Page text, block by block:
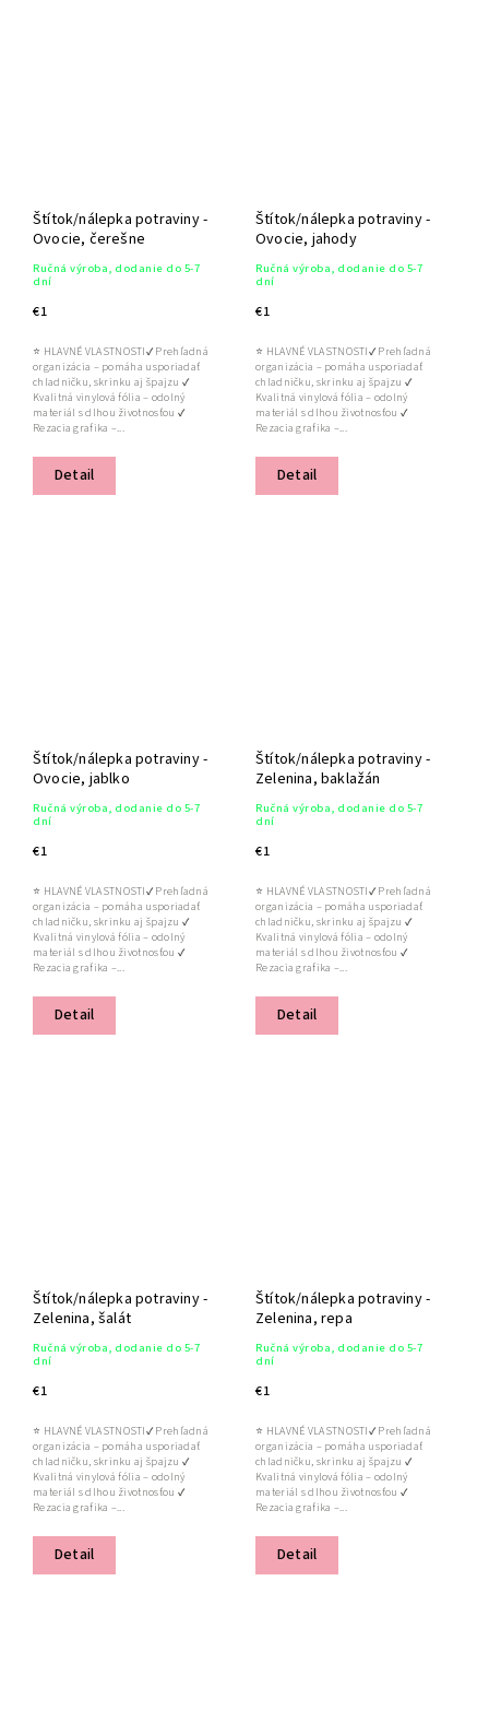
Štítok/nálepka potraviny -
Ovocie, čerešne
Ručná výroba, dodanie do 5-7
dní
€1
Detail
⭐ HLAVNÉ VLASTNOSTI✔ Prehľadná
organizácia – pomáha usporiadať
chladničku, skrinku aj špajzu ✔
Kvalitná vinylová fólia – odolný
materiál s dlhou životnosťou ✔
Rezacia grafika –...
Štítok/nálepka potraviny -
Ovocie, jahody
Ručná výroba, dodanie do 5-7
dní
€1
Detail
⭐ HLAVNÉ VLASTNOSTI✔ Prehľadná
organizácia – pomáha usporiadať
chladničku, skrinku aj špajzu ✔
Kvalitná vinylová fólia – odolný
materiál s dlhou životnosťou ✔
Rezacia grafika –...
Štítok/nálepka potraviny -
Ovocie, jablko
Ručná výroba, dodanie do 5-7
dní
€1
Detail
⭐ HLAVNÉ VLASTNOSTI✔ Prehľadná
organizácia – pomáha usporiadať
chladničku, skrinku aj špajzu ✔
Kvalitná vinylová fólia – odolný
materiál s dlhou životnosťou ✔
Rezacia grafika –...
Štítok/nálepka potraviny -
Zelenina, baklažán
Ručná výroba, dodanie do 5-7
dní
€1
Detail
⭐ HLAVNÉ VLASTNOSTI✔ Prehľadná
organizácia – pomáha usporiadať
chladničku, skrinku aj špajzu ✔
Kvalitná vinylová fólia – odolný
materiál s dlhou životnosťou ✔
Rezacia grafika –...
Štítok/nálepka potraviny -
Zelenina, šalát
Ručná výroba, dodanie do 5-7
dní
€1
Detail
⭐ HLAVNÉ VLASTNOSTI✔ Prehľadná
organizácia – pomáha usporiadať
chladničku, skrinku aj špajzu ✔
Kvalitná vinylová fólia – odolný
materiál s dlhou životnosťou ✔
Rezacia grafika –...
Štítok/nálepka potraviny -
Zelenina, repa
Ručná výroba, dodanie do 5-7
dní
€1
Detail
⭐ HLAVNÉ VLASTNOSTI✔ Prehľadná
organizácia – pomáha usporiadať
chladničku, skrinku aj špajzu ✔
Kvalitná vinylová fólia – odolný
materiál s dlhou životnosťou ✔
Rezacia grafika –...